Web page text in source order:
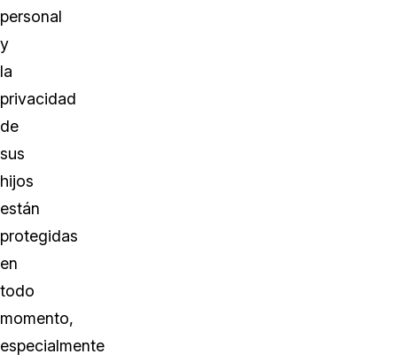
personal
y
la
privacidad
de
sus
hijos
están
protegidas
en
todo
momento,
especialmente